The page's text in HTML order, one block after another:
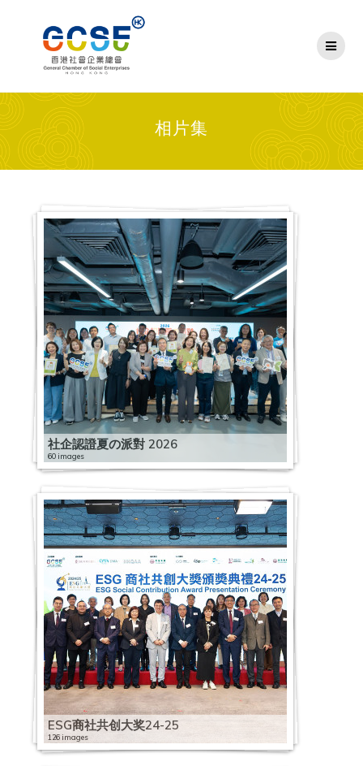
相片集
社企認證夏の派對 2026
60 images
ESG商社共创大奖24-25
126 images